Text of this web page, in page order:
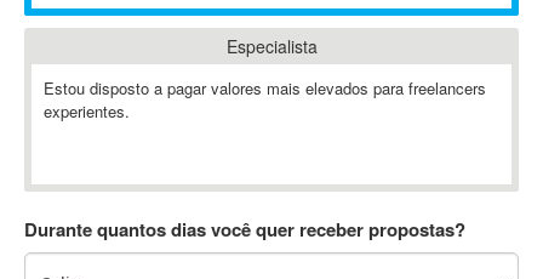
Ableton
Ableton Push
Abstract
AC3
Especialista
Estou disposto a pagar valores mais elevados para freelancers
experientes.
Durante quantos dias você quer receber propostas?